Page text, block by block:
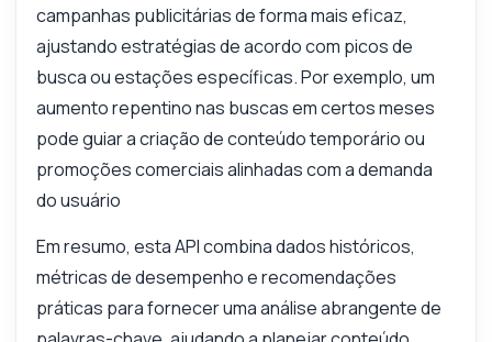
campanhas publicitárias de forma mais eficaz,
ajustando estratégias de acordo com picos de
busca ou estações específicas. Por exemplo, um
aumento repentino nas buscas em certos meses
pode guiar a criação de conteúdo temporário ou
promoções comerciais alinhadas com a demanda
do usuário
Em resumo, esta API combina dados históricos,
métricas de desempenho e recomendações
práticas para fornecer uma análise abrangente de